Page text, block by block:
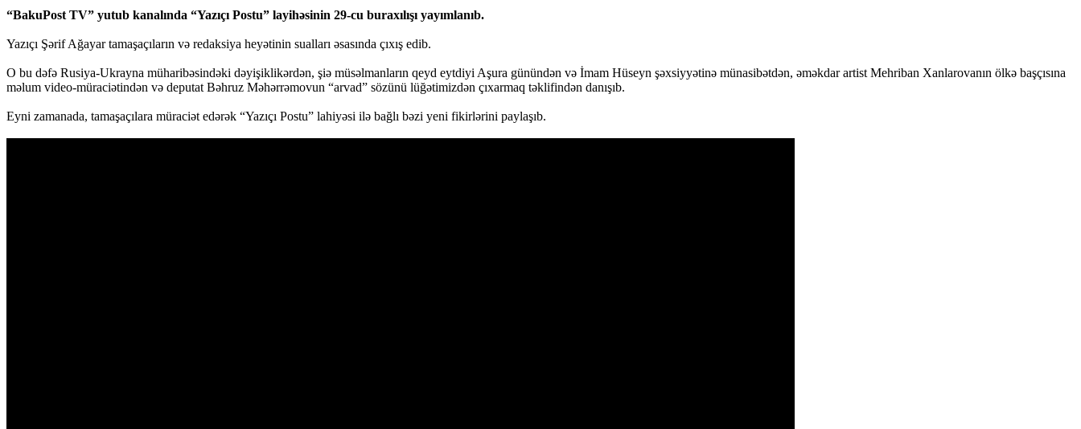
“BakuPost TV” yutub kanalında “Yazıçı Postu” layihəsinin 29-cu buraxılışı yayımlanıb.
Yazıçı Şərif Ağayar tamaşaçıların və redaksiya heyətinin sualları əsasında çıxış edib.
O bu dəfə Rusiya-Ukrayna müharibəsindəki dəyişiklikərdən, şiə müsəlmanların qeyd eytdiyi Aşura günündən və İmam Hüseyn şəxsiyyətinə münasibətdən, əməkdar artist Mehriban Xanlarovanın ölkə başçısına
məlum video-müraciətindən və deputat Bəhruz Məhərrəmovun “arvad” sözünü lüğətimizdən çıxarmaq təklifindən danışıb.
Eyni zamanada, tamaşaçılara müraciət edərək “Yazıçı Postu” lahiyəsi ilə bağlı bəzi yeni fikirlərini paylaşıb.